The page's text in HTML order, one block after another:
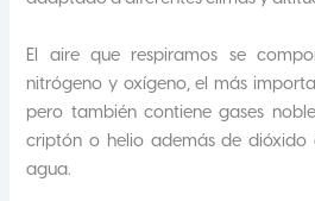
El aire que respiramos se
nitrógeno y oxígeno, el más
pero también contiene gases
criptón o helio además de
agua.